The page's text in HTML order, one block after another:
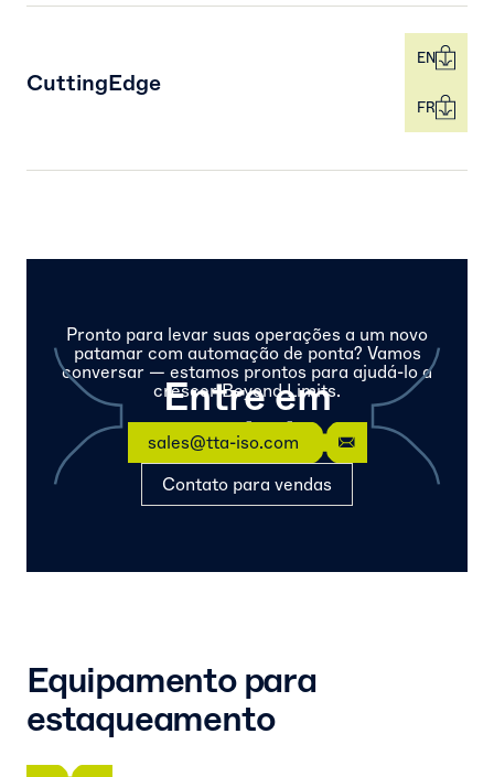
CuttingEdge
EN
FR
Pronto para levar suas operações a um novo
patamar com automação de ponta? Vamos
conversar — estamos prontos para ajudá-lo a
crescer Beyond Limits.
Entre em
contato
sales@tta-iso.com
Contato para vendas
Equipamento para
estaqueamento